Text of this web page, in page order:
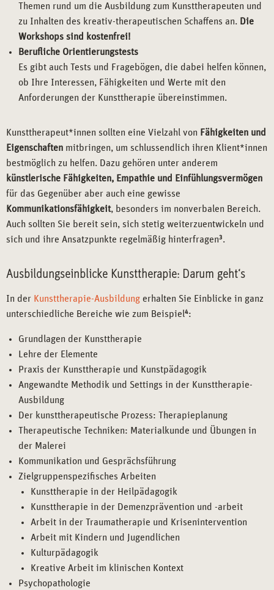
Themen rund um die Ausbildung zum Kunsttherapeuten und
zu Inhalten des kreativ-therapeutischen Schaffens an. Die
Workshops sind kostenfrei!
Berufliche Orientierungstests
Es gibt auch Tests und Fragebögen, die dabei helfen können,
ob Ihre Interessen, Fähigkeiten und Werte mit den
Anforderungen der Kunsttherapie übereinstimmen.
Kunsttherapeut*innen sollten eine Vielzahl von Fähigkeiten und
Eigenschaften mitbringen, um schlussendlich ihren Klient*innen
bestmöglich zu helfen. Dazu gehören unter anderem
künstlerische Fähigkeiten, Empathie und Einfühlungsvermögen
für das Gegenüber aber auch eine gewisse
Kommunikationsfähigkeit, besonders im nonverbalen Bereich.
Auch sollten Sie bereit sein, sich stetig weiterzuentwickeln und
sich und ihre Ansatzpunkte regelmäßig hinterfragen3 .
Ausbildungseinblicke Kunsttherapie: Darum geht‘s
In der Kunsttherapie-Ausbildung erhalten Sie Einblicke in ganz
unterschiedliche Bereiche wie zum Beispiel 4:
Grundlagen der Kunsttherapie
Lehre der Elemente
Praxis der Kunsttherapie und Kunstpädagogik
Angewandte Methodik und Settings in der Kunsttherapie-
Ausbildung
Der kunsttherapeutische Prozess: Therapieplanung
Therapeutische Techniken: Materialkunde und Übungen in
der Malerei
Kommunikation und Gesprächsführung
Zielgruppenspezifisches Arbeiten
Kunsttherapie in der Heilpädagogik
Kunsttherapie in der Demenzprävention und -arbeit
Arbeit in der Traumatherapie und Krisenintervention
Arbeit mit Kindern und Jugendlichen
Kulturpädagogik
Kreative Arbeit im klinischen Kontext
Psychopathologie